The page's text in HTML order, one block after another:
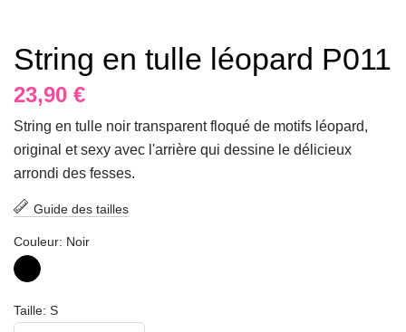
String en tulle léopard P011
23,90 €
String en tulle noir transparent floqué de motifs léopard,
original et sexy avec l'arrière qui dessine le délicieux
arrondi des fesses.
Guide des tailles
Couleur: Noir
Noir
Taille: S